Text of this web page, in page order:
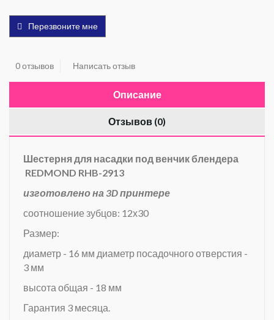
Перезвоните мне
0 отзывов Написать отзыв
Описание
Отзывов (0)
Шестерня для насадки под венчик блендера
REDMOND RHB-2913
изготовлено на 3D принтере
соотношение зубцов: 12х30
Размер:
диаметр - 16 мм диаметр посадочного отверстия -
3 мм
высота общая - 18 мм
Гарантия 3 месяца.